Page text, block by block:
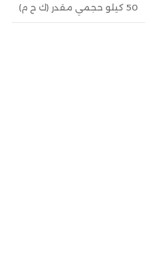
50 كيلو حجمي مقدر (ك ح م)